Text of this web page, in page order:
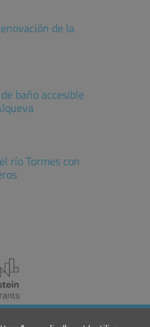
de la
baño accesible
río Tormes con